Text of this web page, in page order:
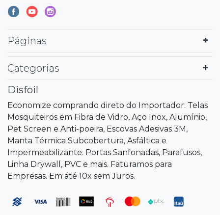
Páginas
Categorias
Disfoil
Economize comprando direto do Importador: Telas
Mosquiteiros em Fibra de Vidro, Aço Inox, Alumínio,
Pet Screen e Anti-poeira, Escovas Adesivas 3M,
Manta Térmica Subcobertura, Asfáltica e
Impermeabilizante. Portas Sanfonadas, Parafusos,
Linha Drywall, PVC e mais. Faturamos para
Empresas. Em até 10x sem Juros.